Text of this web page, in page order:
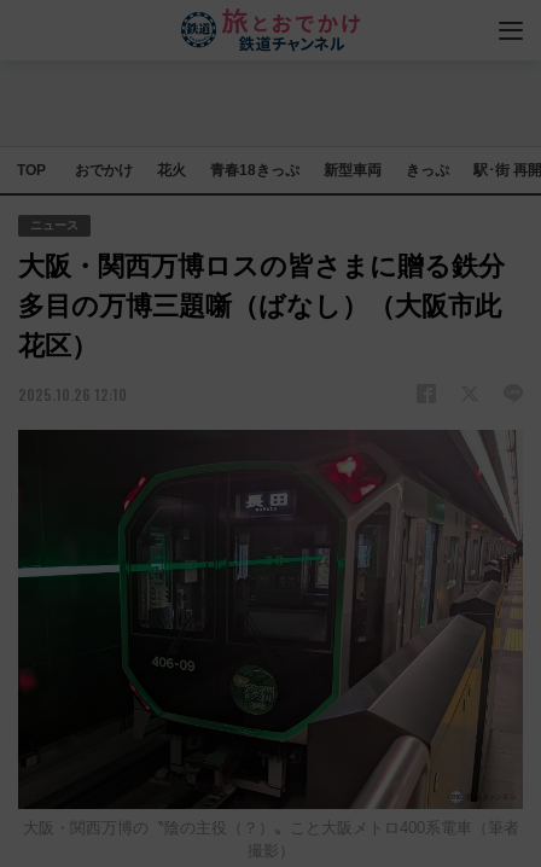
TOP おでかけ 花火 青春18きっぷ 新型車両 きっぷ 駅･街 再
ニュース
大阪・関西万博ロスの皆さまに贈る鉄分
多目の万博三題噺（ばなし）（大阪市此
花区）
2025.10.26 12:10
大阪・関西万博の〝陰の主役（？）〟こと大阪メトロ400系電車（筆者
撮影）